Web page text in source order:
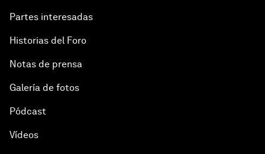
Partes interesadas
Historias del Foro
Notas de prensa
Galería de fotos
Pódcast
Vídeos